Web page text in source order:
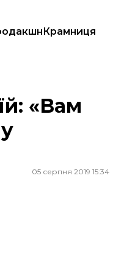
Крамниця
«Вам
05 серпня 2019 15:34